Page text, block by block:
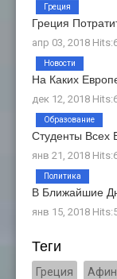
Греция
апр 03, 2018
Греция
На Каких
дек 12, 2018
Новости
Студенты Всех
янв 21, 2018
Образование
В Ближайшие
янв 15, 2018
Политика
Теги
Греция